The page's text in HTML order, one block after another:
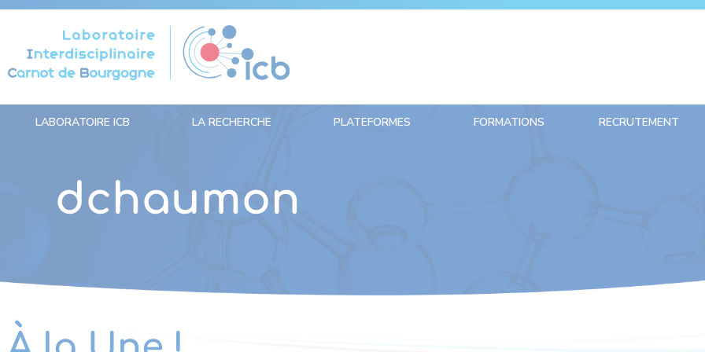
LABORATOIRE ICB LA RECHERCHE PLATEFORMES FORMATIONS RECRUTEMENT
dchaumon
Panneau de gestion des cookies